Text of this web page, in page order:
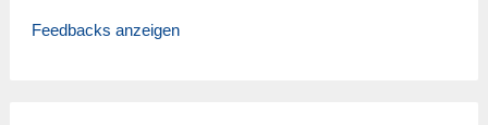
Feedbacks anzeigen